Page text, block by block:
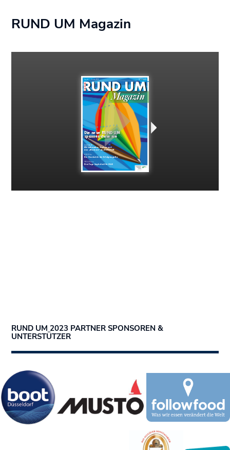
RUND UM Magazin
RUND UM 2023 PARTNER SPONSOREN &
UNTERSTÜTZER